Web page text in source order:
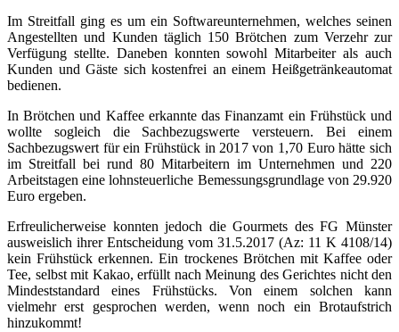
Im Streitfall ging es um ein Softwareunternehmen, welches seinen
Angestellten und Kunden täglich 150 Brötchen zum Verzehr zur
Verfügung stellte. Daneben konnten sowohl Mitarbeiter als auch
Kunden und Gäste sich kostenfrei an einem Heißgetränkeautomat
bedienen.
In Brötchen und Kaffee erkannte das Finanzamt ein Frühstück und
wollte sogleich die Sachbezugswerte versteuern. Bei einem
Sachbezugswert für ein Frühstück in 2017 von 1,70 Euro hätte sich
im Streitfall bei rund 80 Mitarbeitern im Unternehmen und 220
Arbeitstagen eine lohnsteuerliche Bemessungsgrundlage von 29.920
Euro ergeben.
Erfreulicherweise konnten jedoch die Gourmets des FG Münster
ausweislich ihrer Entscheidung vom 31.5.2017 (Az: 11 K 4108/14)
kein Frühstück erkennen. Ein trockenes Brötchen mit Kaffee oder
Tee, selbst mit Kakao, erfüllt nach Meinung des Gerichtes nicht den
Mindeststandard eines Frühstücks. Von einem solchen kann
vielmehr erst gesprochen werden, wenn noch ein Brotaufstrich
hinzukommt!